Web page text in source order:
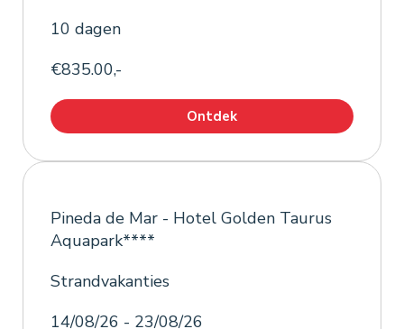
10 dagen
€835.00,-
Ontdek
Pineda de Mar - Hotel Golden Taurus
Aquapark****
Strandvakanties
14/08/26 - 23/08/26